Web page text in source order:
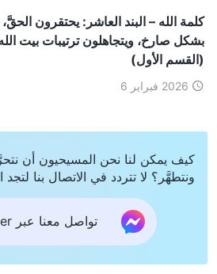
كلمة الله – البند العاشر: يحتقرون
بشكل صارخ، ويتجاهلون ترتيبات بيت
(القسم الأول)
2026 فبراير 6
كيف يمكن لنا نحن المسيحيون أن
ونتطهَّر؟ لا تتردد في الاتصال بنا
تواصل معنا عبر Messenger